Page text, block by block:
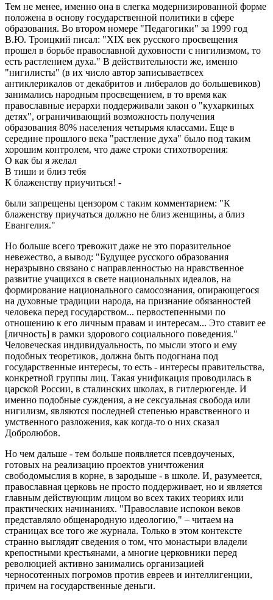
Тем не менее, именно она в слегка модернизированной форме
положена в основу государственной политики в сфере
образования. Во втором номере "Педагогики" за 1999 год
В.Ю. Троицкий писал: "XIX век русского просвещения
прошел в борьбе православной духовности с нигилизмом, то
есть растлением духа." В действительности же, именно
"нигилисты" (в их число автор записываетвсех
антиклерикалов от декабритов и либералов до большевиков)
занимались народным просвещением, в то время как
православные иерархи поддерживали закон о "кухаркиных
детях", ограничивающий возможность получения
образования 80% населения четырьмя классами. Еще в
середине прошлого века "растление духа" было под таким
хорошим контролем, что даже строки стихотворения:
О как бы я желал
В тиши и близ тебя
К блаженству приучиться! -
были запрещены цензором с таким комментарием: "К
блаженству приучаться должно не близ женщины, а близ
Евангелия."
Но больше всего тревожит даже не это поразительное
невежество, а вывод: "Будущее русского образования
неразрывно связано с направленностью на нравственное
развитие учащихся в свете национальных идеалов, на
формирование национального самосознания, опирающегося
на духовные традиции народа, на признание обязанностей
человека перед государством... первостепенными по
отношению к его личным правам и интересам... Это ставит ее
[личность] в рамки здорового социального поведения."
Человеческая индивидуальность, по мысли этого и ему
подобных теоретиков, должна быть подогнана под
государственные интересы, то есть - интересы правительства,
конкретной группы лиц. Такая унификация проводилась в
царской России, в сталинских школах, в гитлерюгенде. И
именно подобные суждения, а не сексуальная свобода или
нигилизм, являются последней степенью нравственного и
умственного разложения, как когда-то о них сказал
Добролюбов.
Но чем дальше - тем больше появляется псевдоученых,
готовых на реализацию проектов уничтожения
свободомыслия в корне, в зародыше - в школе. И, разумеется,
православная церковь не просто поддерживает, но и является
главным действующим лицом во всех таких теориях или
практических начинаниях. "Православие испокон веков
представляло общенародную идеологию," – читаем на
страницах все того же журнала. Только в этом контексте
странно выглядят сведения о том, что монастыри владели
крепостными крестьянами, а многие церковники перед
революцией активно занимались организацией
черносотенных погромов против евреев и интеллигенции,
причем на государственные деньги.